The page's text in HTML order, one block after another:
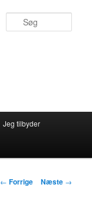
Jeg tilbyder
Indlægsnavigation
← Forrige Næste →